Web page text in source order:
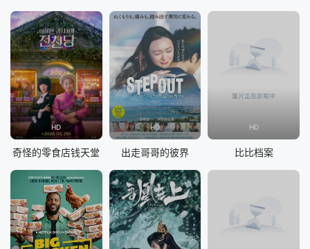
HD
奇怪的零食店钱天堂
HD
出走哥哥的彼界
HD
比比档案